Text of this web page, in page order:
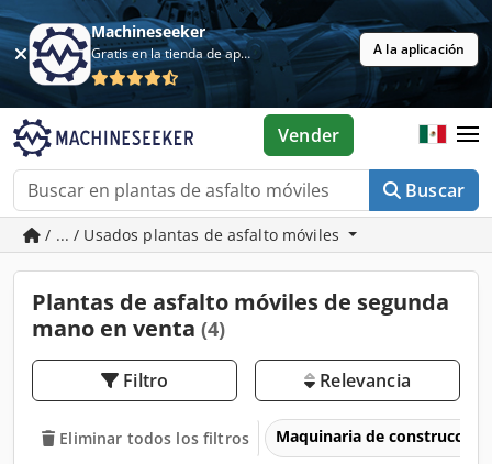
Machineseeker
Gratis en la tienda de aplicaciones A la aplicación
Buscar
Vender
/ ... / Usados plantas de asfalto móviles
Plantas de asfalto móviles de segunda
mano en venta (4)
Filtro Relevancia
Eliminar todos los filtros Maquinaria de construcción